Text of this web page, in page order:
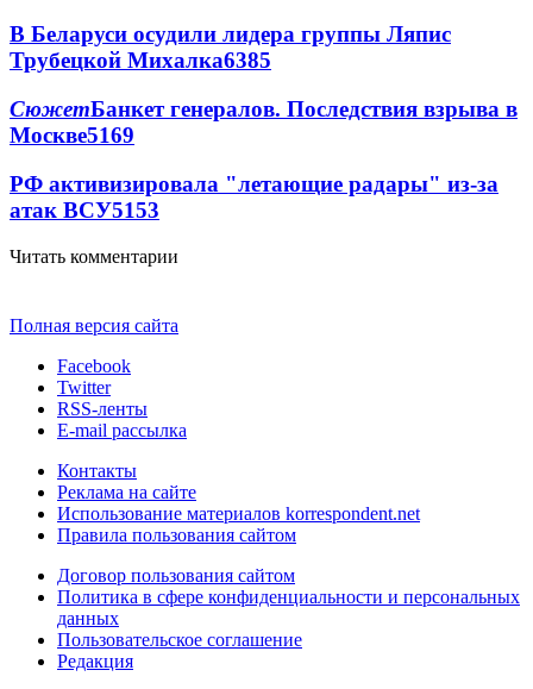
В Беларуси осудили лидера группы Ляпис
Трубецкой Михалка6385
СюжетБанкет генералов. Последствия взрыва в
Москве5169
РФ активизировала "летающие радары" из-за
атак ВСУ5153
Читать комментарии
Полная версия сайта
Facebook
Twitter
RSS-ленты
E-mail рассылка
Контакты
Реклама на сайте
Использование материалов korrespondent.net
Правила пользования сайтом
Договор пользования сайтом
Политика в сфере конфиденциальности и персональных
данных
Пользовательское соглашение
Редакция